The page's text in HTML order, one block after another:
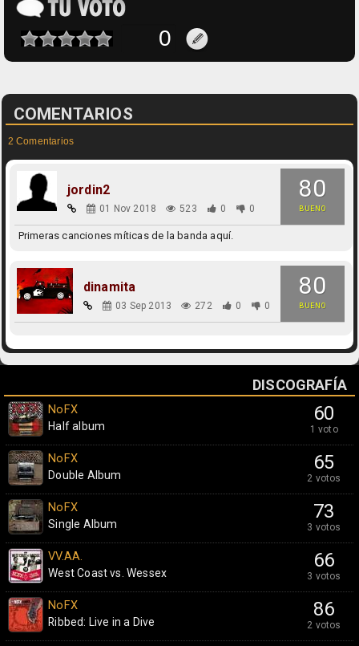
COMENTARIOS
2 Comentarios
80
BUENO
jordin2
01 Nov 2018 523 0 0
Primeras canciones míticas de la banda aquí.
80
BUENO
dinamita
03 Sep 2013 272 0 0
DISCOGRAFÍA
60
1 voto
NoFX
Half album
65
2 votos
NoFX
Double Album
73
3 votos
NoFX
Single Album
66
3 votos
VV.AA.
West Coast vs. Wessex
86
2 votos
NoFX
Ribbed: Live in a Dive